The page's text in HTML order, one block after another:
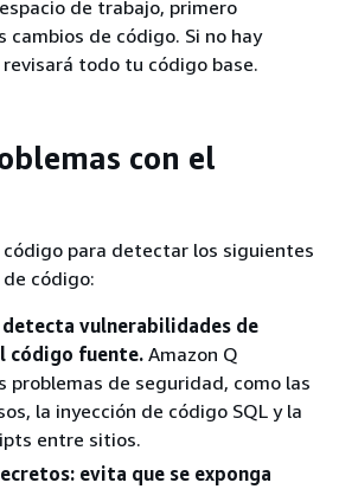
de trabajo, primero
cambios de código. Si no hay
todo tu código base.
con el
código para detectar los siguientes
código:
detecta vulnerabilidades de
código fuente.Amazon Q
problemas de seguridad, como las
la inyección de código SQL y la
entre sitios.
evita que se exponga